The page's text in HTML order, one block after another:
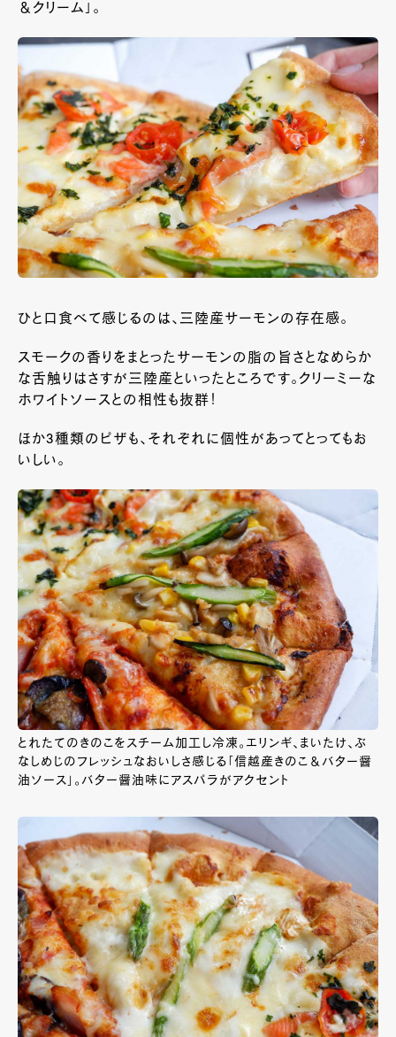
＆クリーム」。
ひと口食べて感じるのは、三陸産サーモンの存在感。
スモークの香りをまとったサーモンの脂の旨さとなめらか
な舌触りはさすが三陸産といったところです。クリーミーな
ホワイトソースとの相性も抜群！
ほか3種類のピザも、それぞれに個性があってとってもお
いしい。
とれたてのきのこをスチーム加工し冷凍。エリンギ、まいたけ、ぶ
なしめじのフレッシュなおいしさ感じる「信越産きのこ＆バター醤
油ソース」。バター醤油味にアスパラがアクセント